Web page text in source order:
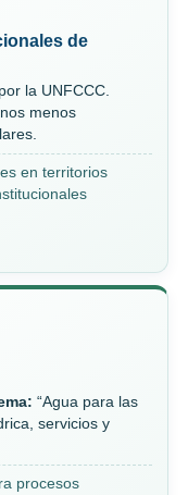
de
la UNFCCC.
menos
en territorios
“Agua para las
servicios y
procesos